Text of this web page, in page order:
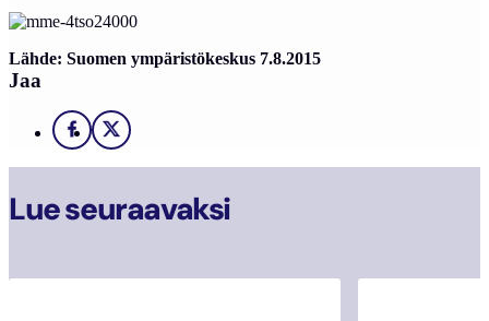
Lähde: Suomen ympäristökeskus 7.8.2015
Jaa
Facebook
X
Lue seuraavaksi